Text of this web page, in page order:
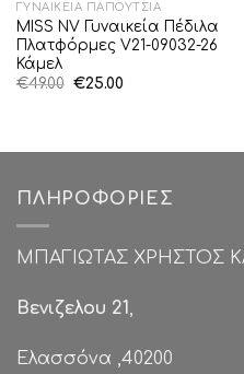
ΓΥΝΑΙΚΕΊΑ ΠΑΠΟΎΤΣΙΑ
MISS NV Γυναικεία Πέδιλα
Πλατφόρμες V21-09032-26
Κάμελ
€49.00 Original
€25.00Η
ΠΛΗΡΟΦΟΡΊΕΣ
ΜΠΑΓΙΩΤΑΣ ΧΡΗΣΤΟΣ
Βενιζελου 21,
Ελασσόνα ,40200